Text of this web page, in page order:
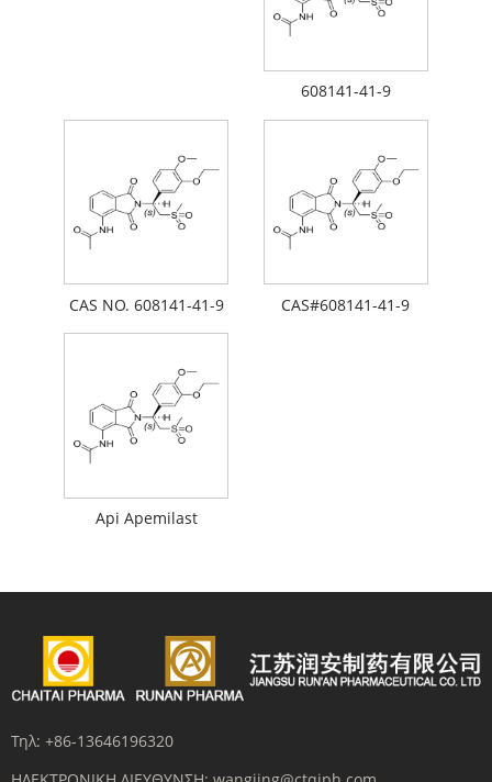
608141-41-9
CAS NO. 608141-41-9 CAS#608141-41-9
Api Apemilast
Τηλ: +86-13646196320